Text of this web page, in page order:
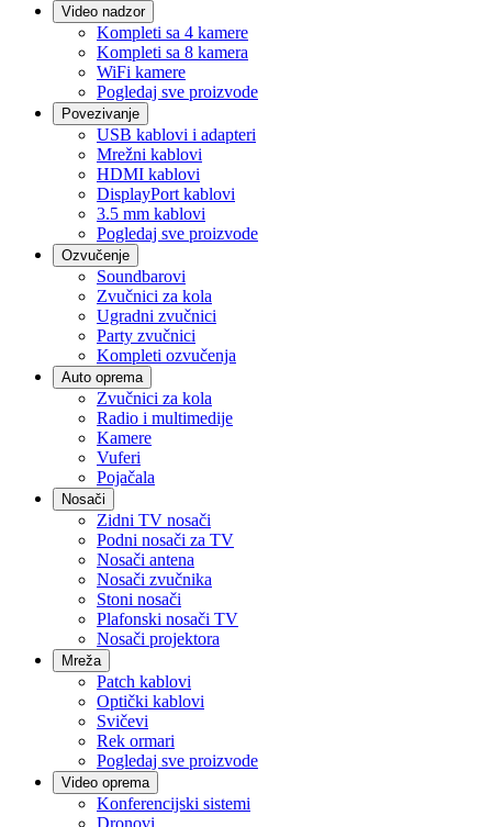
Video nadzor
Kompleti sa 4 kamere
Kompleti sa 8 kamera
WiFi kamere
Pogledaj sve proizvode
Povezivanje
USB kablovi i adapteri
Mrežni kablovi
HDMI kablovi
DisplayPort kablovi
3.5 mm kablovi
Pogledaj sve proizvode
Ozvučenje
Soundbarovi
Zvučnici za kola
Ugradni zvučnici
Party zvučnici
Kompleti ozvučenja
Auto oprema
Zvučnici za kola
Radio i multimedije
Kamere
Vuferi
Pojačala
Nosači
Zidni TV nosači
Podni nosači za TV
Nosači antena
Nosači zvučnika
Stoni nosači
Plafonski nosači TV
Nosači projektora
Mreža
Patch kablovi
Optički kablovi
Svičevi
Rek ormari
Pogledaj sve proizvode
Video oprema
Konferencijski sistemi
Dronovi